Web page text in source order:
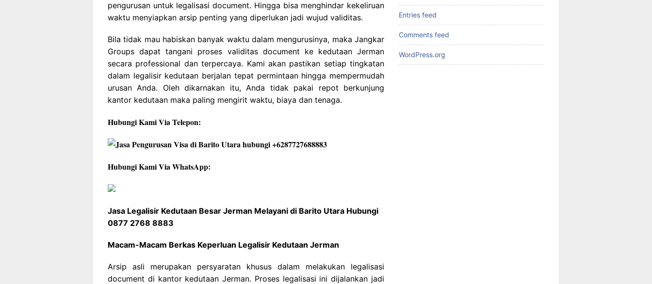
pengurusan untuk legalisasi document. Hingga bisa menghindar kekeliruan
waktu menyiapkan arsip penting yang diperlukan jadi wujud validitas.
Bila tidak mau habiskan banyak waktu dalam mengurusinya, maka Jangkar
Groups dapat tangani proses validitas document ke kedutaan Jerman
secara professional dan terpercaya. Kami akan pastikan setiap tingkatan
dalam legalisir kedutaan berjalan tepat permintaan hingga mempermudah
urusan Anda. Oleh dikarnakan itu, Anda tidak pakai repot berkunjung
kantor kedutaan maka paling mengirit waktu, biaya dan tenaga.
Hubungi Kami Via Telepon:
Hubungi Kami Via WhatsApp:
Jasa Legalisir Kedutaan Besar Jerman Melayani di Barito Utara Hubungi
0877 2768 8883
Macam-Macam Berkas Keperluan Legalisir Kedutaan Jerman
Arsip asli merupakan persyaratan khusus dalam melakukan legalisasi
document di kantor kedutaan Jerman. Proses legalisasi ini dijalankan jadi
Entries feed
Comments feed
WordPress.org